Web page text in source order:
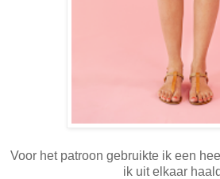
Voor het patroon gebruikte ik een
ik uit elkaar